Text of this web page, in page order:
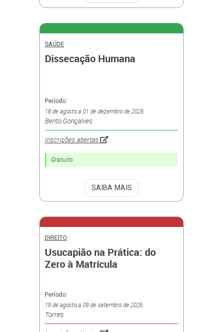
SAÚDE
Dissecação Humana
Período:
18 de agosto a 01 de dezembro de 2026.
Bento Gonçalves
Inscrições abertas
Gratuito
SAIBA MAIS
DIREITO
Usucapião na Prática: do
Zero à Matrícula
Período:
19 de agosto a 09 de setembro de 2026.
Torres